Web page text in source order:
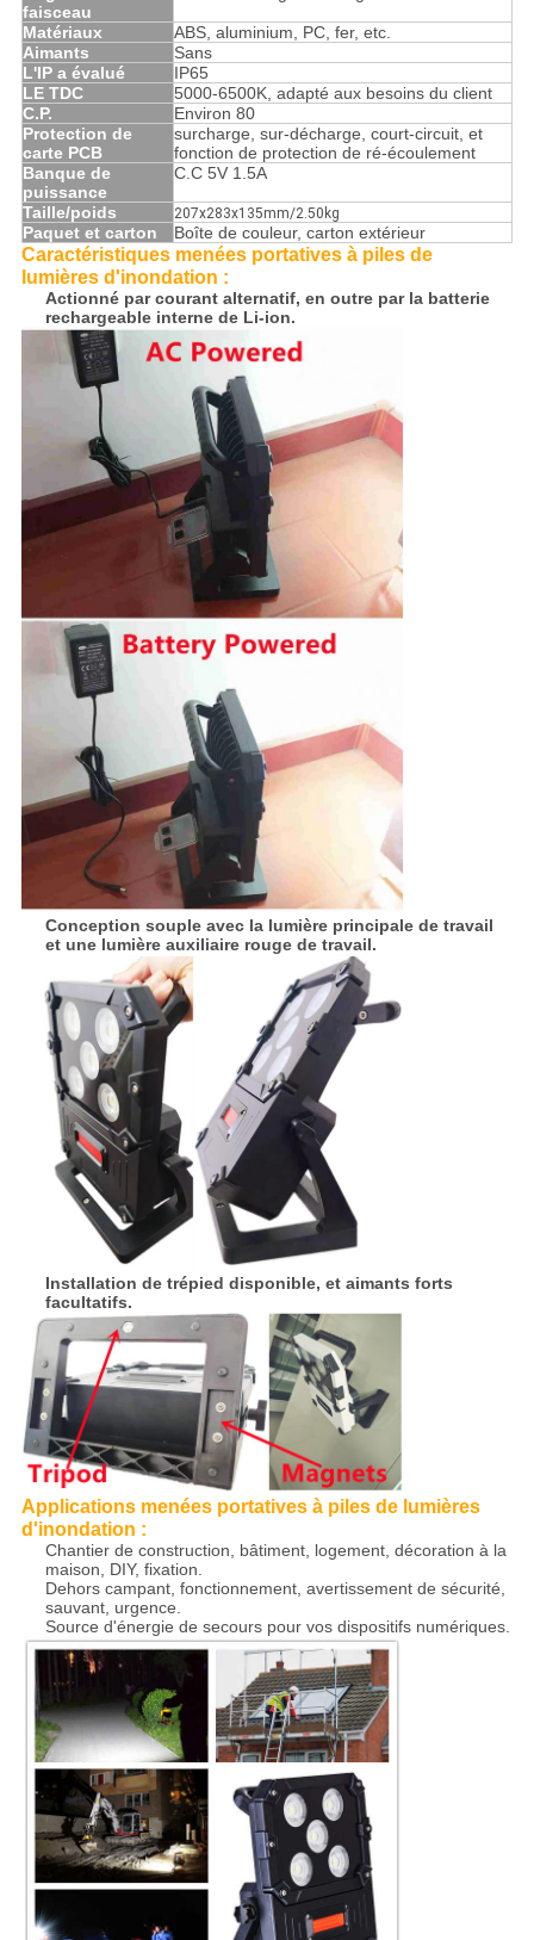
faisceau
Matériaux
ABS, aluminium, PC, fer, etc.
Aimants
Sans
L'IP a évalué
IP65
LE TDC
5000-6500K, adapté aux besoins du client
C.P.
Environ 80
Protection de
carte PCB
surcharge, sur-décharge, court-circuit, et
fonction de protection de ré-écoulement
Banque de
puissance
C.C 5V 1.5A
Taille/poids 207x283x135mm/2.50kg
Paquet et carton Boîte de couleur, carton extérieur
Caractéristiques menées portatives à piles de
lumières d'inondation :
Actionné par courant alternatif, en outre par la batterie
rechargeable interne de Li-ion.
Conception souple avec la lumière principale de travail
et une lumière auxiliaire rouge de travail.
Installation de trépied disponible, et aimants forts
facultatifs.
Applications menées portatives à piles de lumières
d'inondation :
Chantier de construction, bâtiment, logement, décoration à la
maison, DIY, fixation.
Dehors campant, fonctionnement, avertissement de sécurité,
sauvant, urgence.
Source d'énergie de secours pour vos dispositifs numériques.